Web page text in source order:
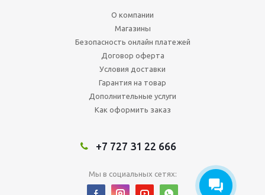
О компании
Магазины
Безопасность онлайн платежей
Договор оферта
Условия доставки
Гарантия на товар
Дополнительные услуги
Как оформить заказ
+7 727 31 22 666
Мы в социальных сетях: